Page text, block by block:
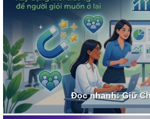
Đọc nhanh: Giữ